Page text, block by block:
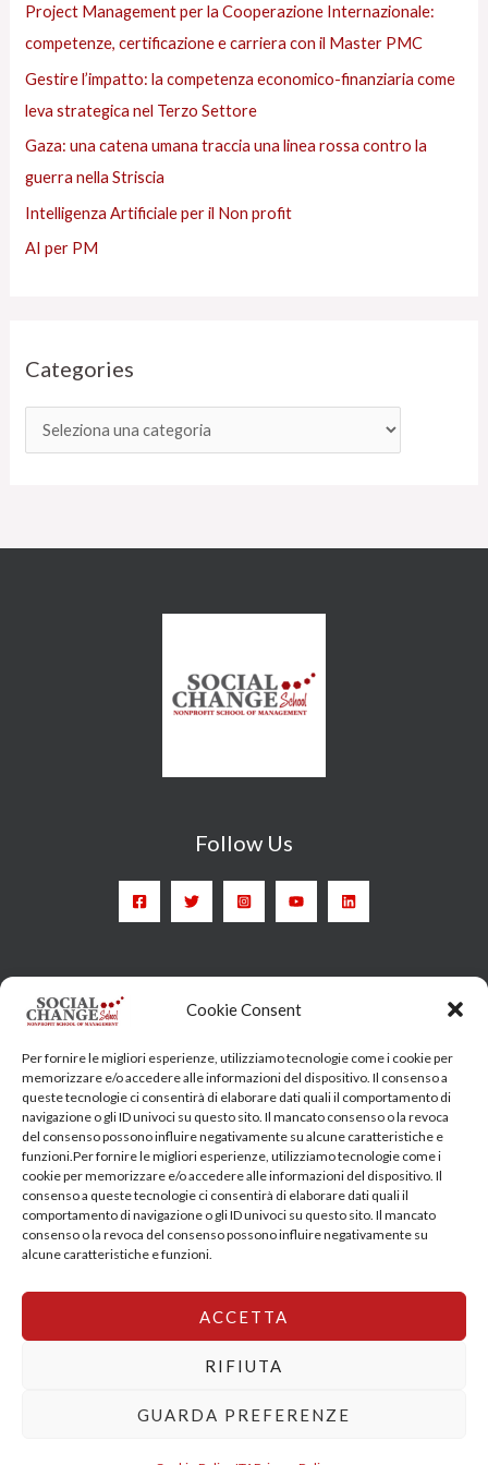
Cookie Consent
Per fornire le migliori esperienze, utilizziamo tecnologie come i cookie per
memorizzare e/o accedere alle informazioni del dispositivo. Il consenso a
queste tecnologie ci consentirà di elaborare dati quali il comportamento di
navigazione o gli ID univoci su questo sito. Il mancato consenso o la revoca
del consenso possono influire negativamente su alcune caratteristiche e
funzioni.Per fornire le migliori esperienze, utilizziamo tecnologie come i
cookie per memorizzare e/o accedere alle informazioni del dispositivo. Il
consenso a queste tecnologie ci consentirà di elaborare dati quali il
comportamento di navigazione o gli ID univoci su questo sito. Il mancato
consenso o la revoca del consenso possono influire negativamente su
alcune caratteristiche e funzioni.
ACCETTA
RIFIUTA
GUARDA PREFERENZE
Project Management per la Cooperazione Internazionale:
competenze, certificazione e carriera con il Master PMC
Gestire l’impatto: la competenza economico-finanziaria come
leva strategica nel Terzo Settore
Gaza: una catena umana traccia una linea rossa contro la
guerra nella Striscia
Intelligenza Artificiale per il Non profit
AI per PM
Categories
s
Follow Us
Head Quarter: Spain – Calle Arrieta, 9 - 28013 Madrid
7 - 00185 Roma
socialchangeschool@socialchangeschool.org
PMC – Master
HOPE – Master
MIDHA – Master
LEAD – Master
Copyright © 2026 SocialChangeSchool |